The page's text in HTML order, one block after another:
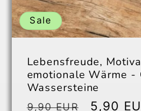
Sale
Lebensfreude,
emotionale Wärme -
Wassersteine
Normaler
9,90 EUR 5,90